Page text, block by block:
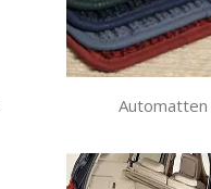
Automatten